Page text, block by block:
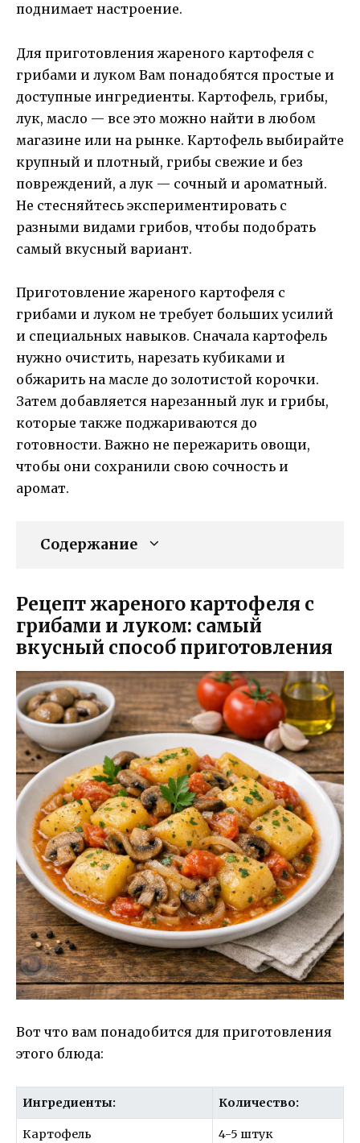
поднимает настроение.
Для приготовления жареного картофеля с
грибами и луком Вам понадобятся простые и
доступные ингредиенты. Картофель, грибы,
лук, масло — все это можно найти в любом
магазине или на рынке. Картофель выбирайте
крупный и плотный, грибы свежие и без
повреждений, а лук — сочный и ароматный.
Не стесняйтесь экспериментировать с
разными видами грибов, чтобы подобрать
самый вкусный вариант.
Приготовление жареного картофеля с
грибами и луком не требует больших усилий
и специальных навыков. Сначала картофель
нужно очистить, нарезать кубиками и
обжарить на масле до золотистой корочки.
Затем добавляется нарезанный лук и грибы,
которые также поджариваются до
готовности. Важно не пережарить овощи,
чтобы они сохранили свою сочность и
аромат.
Содержание
Рецепт жареного картофеля с
грибами и луком: самый
вкусный способ приготовления
Вот что вам понадобится для приготовления
этого блюда:
Ингредиенты: Количество:
Картофель 4-5 штук